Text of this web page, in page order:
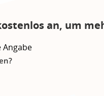
an, um
Angabe